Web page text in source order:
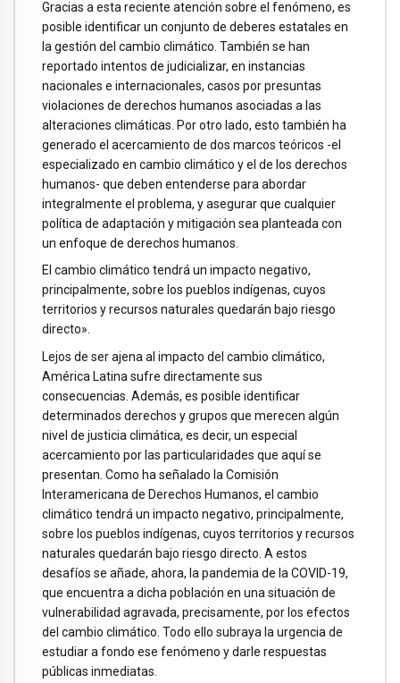
Gracias a esta reciente atención sobre el fenómeno, es
posible identificar un conjunto de deberes estatales en
la gestión del cambio climático. También se han
reportado intentos de judicializar, en instancias
nacionales e internacionales, casos por presuntas
violaciones de derechos humanos asociadas a las
alteraciones climáticas. Por otro lado, esto también ha
generado el acercamiento de dos marcos teóricos -el
especializado en cambio climático y el de los derechos
humanos- que deben entenderse para abordar
integralmente el problema, y asegurar que cualquier
política de adaptación y mitigación sea planteada con
un enfoque de derechos humanos.
El cambio climático tendrá un impacto negativo,
principalmente, sobre los pueblos indígenas, cuyos
territorios y recursos naturales quedarán bajo riesgo
directo».
Lejos de ser ajena al impacto del cambio climático,
América Latina sufre directamente sus
consecuencias. Además, es posible identificar
determinados derechos y grupos que merecen algún
nivel de justicia climática, es decir, un especial
acercamiento por las particularidades que aquí se
presentan. Como ha señalado la Comisión
Interamericana de Derechos Humanos, el cambio
climático tendrá un impacto negativo, principalmente,
sobre los pueblos indígenas, cuyos territorios y recursos
naturales quedarán bajo riesgo directo. A estos
desafíos se añade, ahora, la pandemia de la COVID-19,
que encuentra a dicha población en una situación de
vulnerabilidad agravada, precisamente, por los efectos
del cambio climático. Todo ello subraya la urgencia de
estudiar a fondo ese fenómeno y darle respuestas
públicas inmediatas.